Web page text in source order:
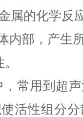
属的化学反
内部，产生
常用到超
活性组分